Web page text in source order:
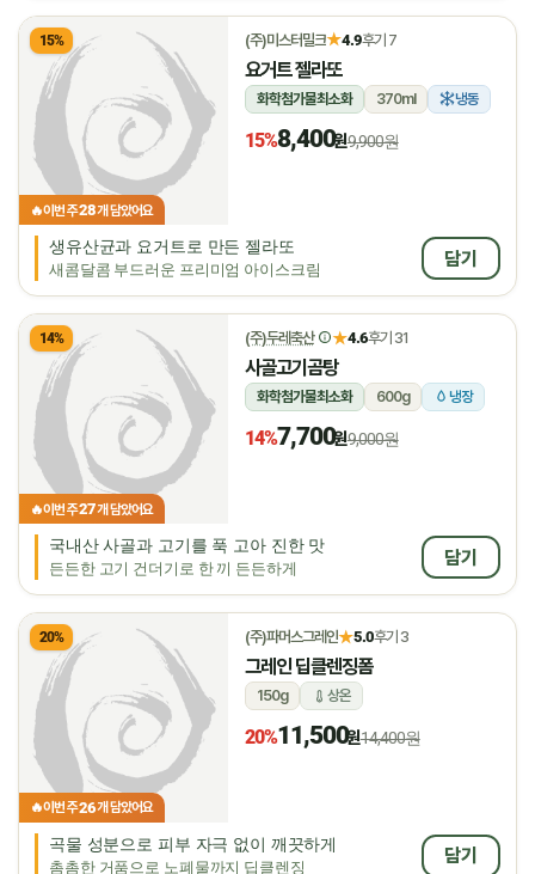
15%
🔥이번 주28개 담았어요
(주)미스터밀크★4.9후기 7
요거트 젤라또
화학첨가물최소화 370ml 냉동
15%8,400원9,900원
생유산균과 요거트로 만든 젤라또
새콤달콤 부드러운 프리미엄 아이스크림
담기
14%
🔥이번 주27개 담았어요
(주)두레축산 ★4.6후기 31
사골고기곰탕
화학첨가물최소화 600g 냉장
14%7,700원9,000원
국내산 사골과 고기를 푹 고아 진한 맛
든든한 고기 건더기로 한 끼 든든하게
담기
20%
🔥이번 주26개 담았어요
(주)파머스그레인★5.0후기 3
그레인 딥클렌징폼
150g 상온
20%11,500원14,400원
곡물 성분으로 피부 자극 없이 깨끗하게
촘촘한 거품으로 노폐물까지 딥클렌징
담기